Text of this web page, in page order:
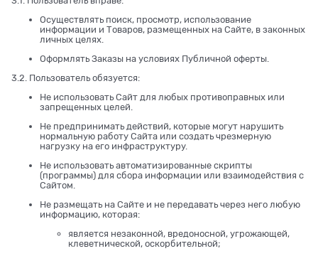
Осуществлять поиск, просмотр, использование
информации и Товаров, размещенных на Сайте, в законных
личных целях.
Оформлять Заказы на условиях Публичной оферты.
3.2. Пользователь обязуется:
Не использовать Сайт для любых противоправных или
запрещенных целей.
Не предпринимать действий, которые могут нарушить
нормальную работу Сайта или создать чрезмерную
нагрузку на его инфраструктуру.
Не использовать автоматизированные скрипты
(программы) для сбора информации или взаимодействия с
Сайтом.
Не размещать на Сайте и не передавать через него любую
информацию, которая:
является незаконной, вредоносной, угрожающей,
клеветнической, оскорбительной;